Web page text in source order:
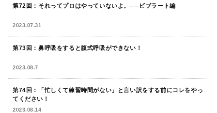
第72回：それってプロはやっていないよ。──ビブラート編
2023.07.31
第73回：鼻呼吸をすると腹式呼吸ができない！
2023.08.7
第74回：「忙しくて練習時間がない」と言い訳をする前にコレをやっ
てください！
2023.08.14